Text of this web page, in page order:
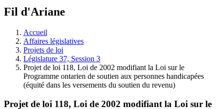
à
législative.
Fil d'Ariane
Accueil
Affaires législatives
Projets de loi
Législature 37, Session 3
Projet de loi 118, Loi de 2002 modifiant la Loi sur le
Programme ontarien de soutien aux personnes handicapées
(équité dans les versements du soutien du revenu)
Projet de loi 118, Loi de 2002 modifiant la Loi sur le